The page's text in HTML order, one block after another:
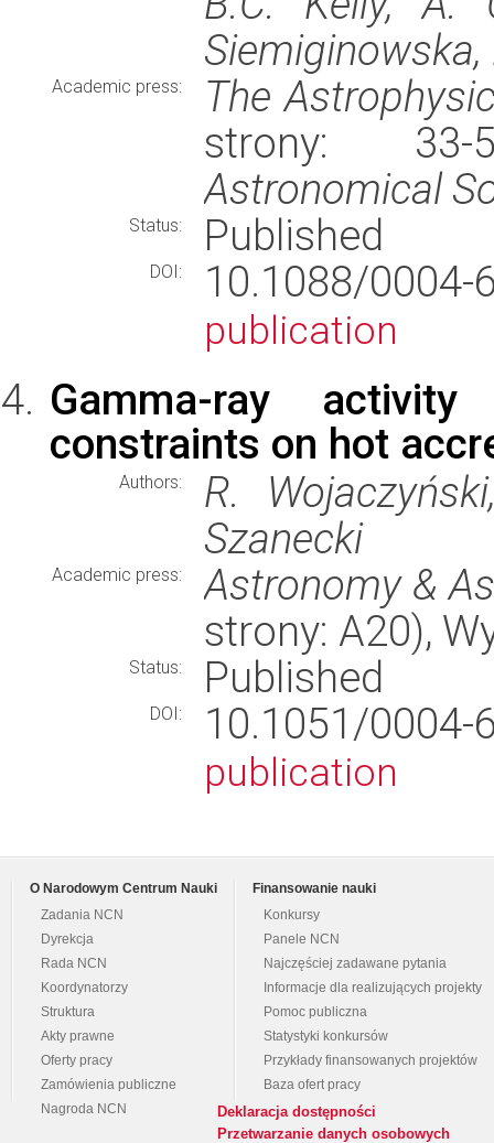
Siemiginowska,
Academic press:
The
strony:
Astronomical
Status: Published
DOI: 10.1088/
publication
Gamma-ray
constraints on hot
Authors:
R.
Szanecki
Academic press:
Astronomy &
strony: A20),
Status: Published
DOI: 10.1051/
publication
O Narodowym Centrum Nauki
Zadania NCN
Dyrekcja
Rada NCN
Koordynatorzy
Struktura
Akty prawne
Oferty pracy
Zamówienia publiczne
Nagroda NCN
Finansowanie nauki
Konkursy
Panele NCN
Najczęściej zadawane pytania
Informacje dla realizujących projekty
Pomoc publiczna
Statystyki konkursów
Przykłady finansowanych projektów
Baza ofert pracy
Deklaracja dostępności
Przetwarzanie danych osobowych